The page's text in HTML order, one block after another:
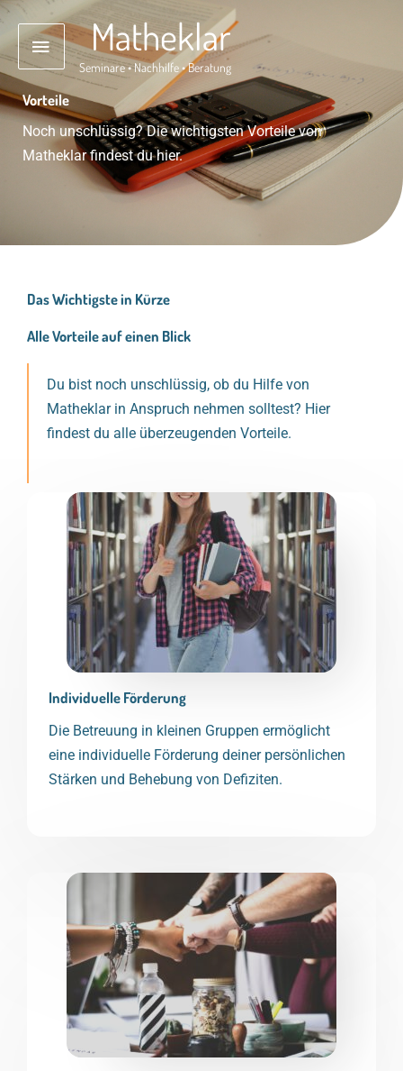
Zum
Inhalt
springen
Matheklar
Seminare • Nachhilfe • Beratung
Hauptmenü
Vorteile
Noch unschlüssig? Die wichtigsten Vorteile von
Matheklar findest du hier.
Das Wichtigste in Kürze
Alle Vorteile auf einen Blick
Du bist noch unschlüssig, ob du Hilfe von
Matheklar in Anspruch nehmen solltest? Hier
findest du alle überzeugenden Vorteile.
Individuelle Förderung
Die Betreuung in kleinen Gruppen ermöglicht
eine individuelle Förderung deiner persönlichen
Stärken und Behebung von Defiziten.